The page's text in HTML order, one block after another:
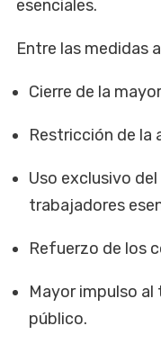
esenciales.
Entre las medidas
Cierre de la
Restricción de la
Uso exclusivo
trabajadores
Refuerzo de los
Mayor impulso
público.